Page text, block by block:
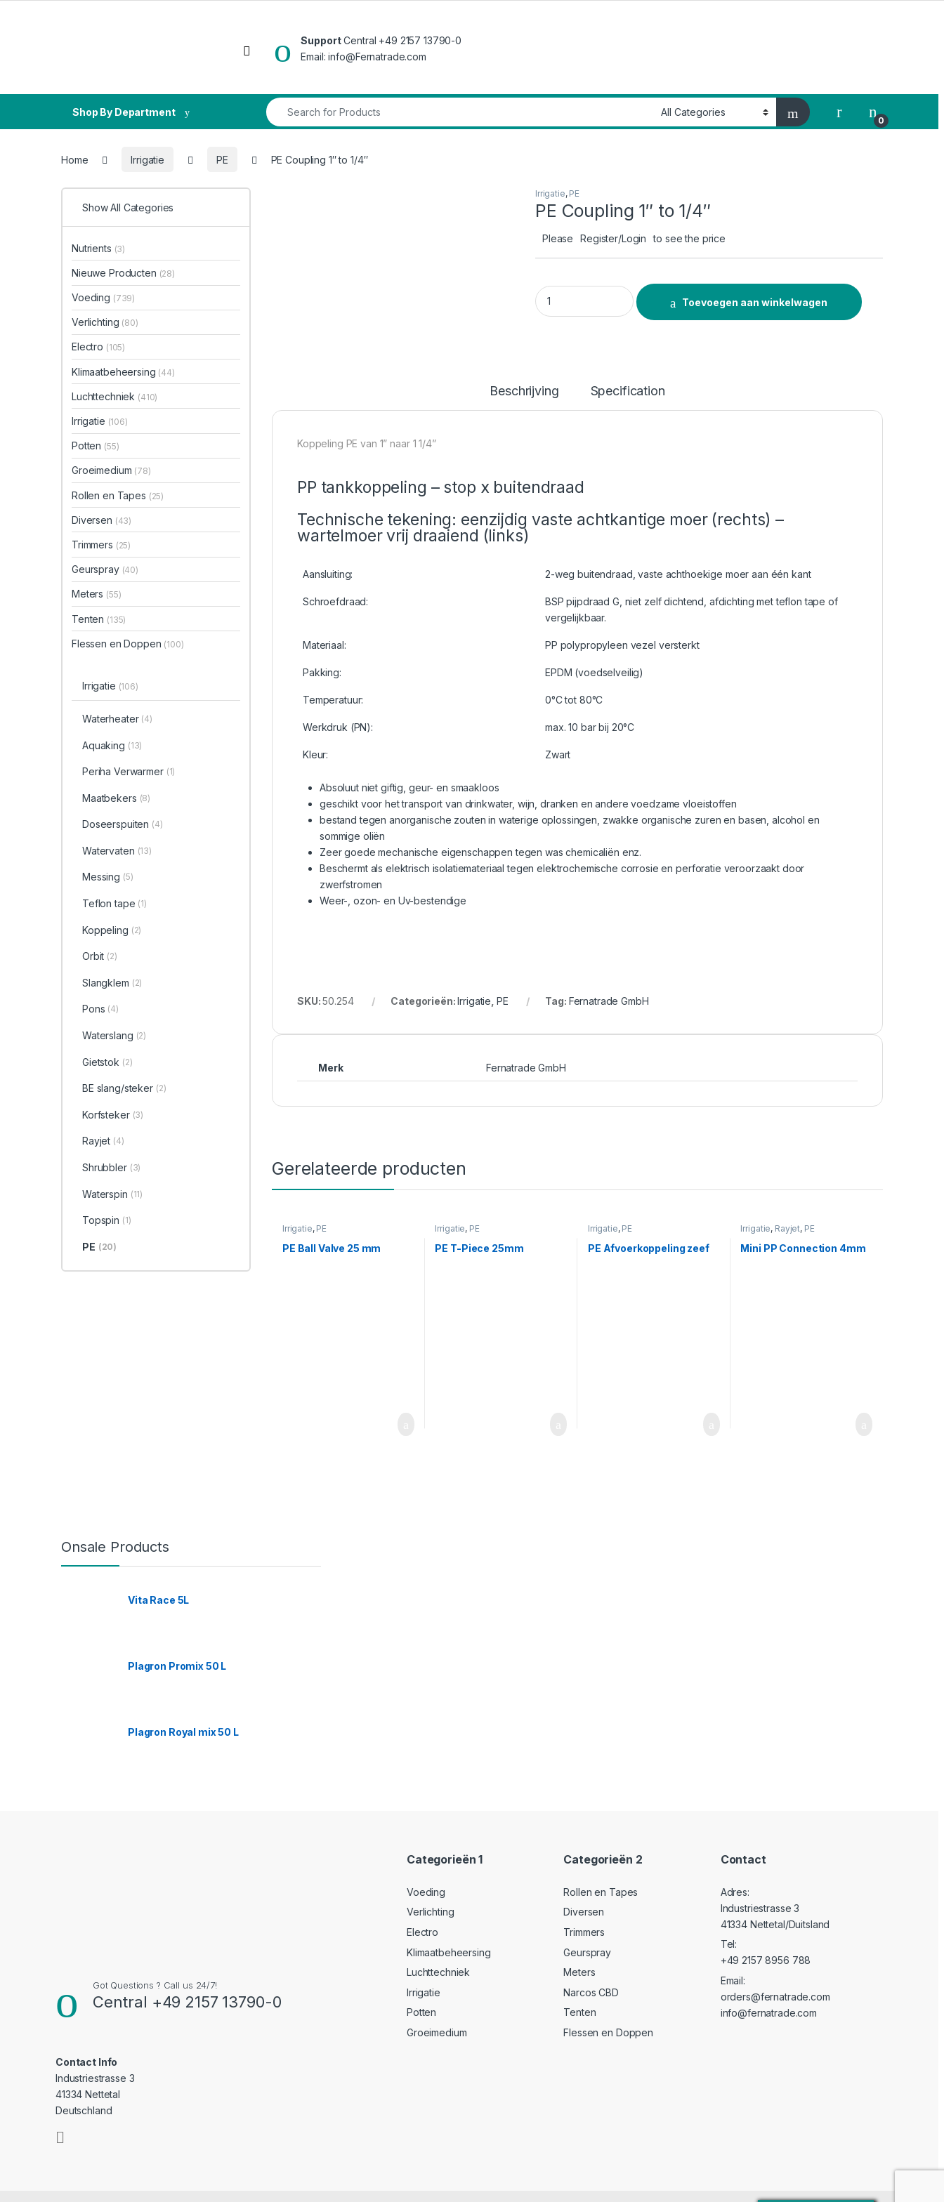
Open
SupportCentral +49 2157 13790-0
Email: info@Fernatrade.com
Shop By Department
Search for:
My Account
0
Home Irrigatie PE PE Coupling 1″ to 1/4″
Irrigatie, PE
PE Coupling 1″ to 1/4″
Please Register/Login to see the price
PE Coupling 1" to 1/4" quantity
Toevoegen aan winkelwagen
Beschrijving Specification
Koppeling PE van 1” naar 1 1/4”
PP tankkoppeling – stop x buitendraad
Technische tekening: eenzijdig vaste achtkantige moer (rechts) –
wartelmoer vrij draaiend (links)
Aansluiting: 2-weg buitendraad, vaste achthoekige moer aan één kant
Schroefdraad:
BSP pijpdraad G, niet zelf dichtend, afdichting met teflon tape of
vergelijkbaar.
Materiaal: PP polypropyleen vezel versterkt
Pakking: EPDM (voedselveilig)
Temperatuur: 0°C tot 80°C
Werkdruk (PN): max. 10 bar bij 20°C
Kleur: Zwart
Absoluut niet giftig, geur- en smaakloos
geschikt voor het transport van drinkwater, wijn, dranken en andere voedzame vloeistoffen
bestand tegen anorganische zouten in waterige oplossingen, zwakke organische zuren en basen, alcohol en
sommige oliën
Zeer goede mechanische eigenschappen tegen was chemicaliën enz.
Beschermt als elektrisch isolatiemateriaal tegen elektrochemische corrosie en perforatie veroorzaakt door
zwerfstromen
Weer-, ozon- en Uv-bestendige
SKU:50.254 Categorieën: Irrigatie, PE Tag: Fernatrade GmbH
Merk Fernatrade GmbH
Gerelateerde producten
Irrigatie, PE
PE Ball Valve 25 mm
Irrigatie, PE
PE T-Piece 25mm
Irrigatie, PE
PE Afvoerkoppeling zeef
Irrigatie, Rayjet, PE
Mini PP Connection 4mm
Show All Categories
Nutrients (3)
Nieuwe Producten (28)
Voeding (739)
Verlichting (80)
Electro (105)
Klimaatbeheersing (44)
Luchttechniek (410)
Irrigatie (106)
Potten (55)
Groeimedium (78)
Rollen en Tapes (25)
Diversen (43)
Trimmers (25)
Geurspray (40)
Meters (55)
Tenten (135)
Flessen en Doppen (100)
Irrigatie (106)
Waterheater (4)
Aquaking (13)
Periha Verwarmer (1)
Maatbekers (8)
Doseerspuiten (4)
Watervaten (13)
Messing (5)
Teflon tape (1)
Koppeling (2)
Orbit (2)
Slangklem (2)
Pons (4)
Waterslang (2)
Gietstok (2)
BE slang/steker (2)
Korfsteker (3)
Rayjet (4)
Shrubbler (3)
Waterspin (11)
Topspin (1)
PE (20)
Onsale Products
Vita Race 5L
Plagron Promix 50 L
Plagron Royal mix 50 L
Got Questions ? Call us 24/7!
Central +49 2157 13790-0
Contact Info
Industriestrasse 3
41334 Nettetal
Deutschland
Categorieën 1
Voeding
Verlichting
Electro
Klimaatbeheersing
Luchttechniek
Irrigatie
Potten
Groeimedium
Categorieën 2
Rollen en Tapes
Diversen
Trimmers
Geurspray
Meters
Narcos CBD
Tenten
Flessen en Doppen
Contact
Adres:
Industriestrasse 3
41334 Nettetal/Duitsland
Tel:
+49 2157 8956 788
Email:
orders@fernatrade.com
info@fernatrade.com